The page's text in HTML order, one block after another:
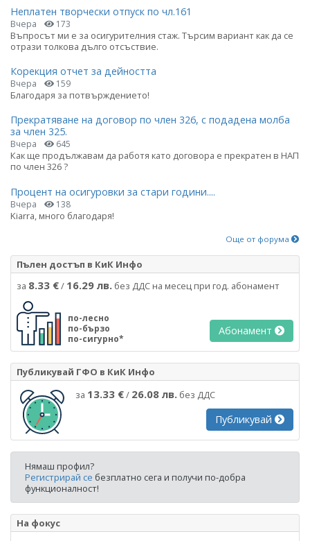
Неплатен творчески отпуск по чл.161
Вчера 173
Въпросът ми е за осигурителния стаж. Търсим вариант как да се
отрази толкова дълго отсъствие.
Корекция отчет за дейността
Вчера 159
Благодаря за потвърждението!
Прекратяване на договор по член 326, с подадена молба
за член 325.
Вчера 645
Как ще продължавам да работя като договора е прекратен в НАП
по член 326 ?
Процент на осигуровки за стари години....
Вчера 138
Kiarra, много благодаря!
Още от форума
Пълен достъп в КиК Инфо
за 8.33 €/ 16.29 лв. без ДДС на месец при год. абонамент
по-лесно
по-бързо
по-сигурно*
Абонамент
Публикувай ГФО в КиК Инфо
за 13.33 €/ 26.08 лв. без ДДС
Публикувай
Нямаш профил?
Регистрирай се безплатно сега и получи по-добра
функционалност!
На фокус